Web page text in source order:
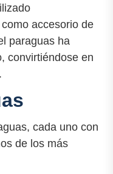
accesorio de
paraguas ha
convirtiéndose en
cada uno con
de los más